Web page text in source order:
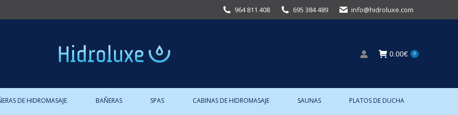
964 811 408 695 384 489 info@hidroluxe.com
0.00€ 0
DE HIDROMASAJE BAÑERAS SPAS CABINAS DE HIDROMASAJE SAUNAS PLATOS DE DUCHA